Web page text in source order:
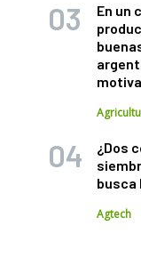
En un
¿Dos
busca
Agtech